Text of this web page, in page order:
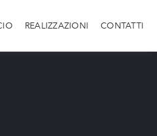
REALIZZAZIONI CONTATTI